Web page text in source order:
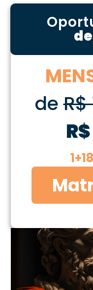
deR$